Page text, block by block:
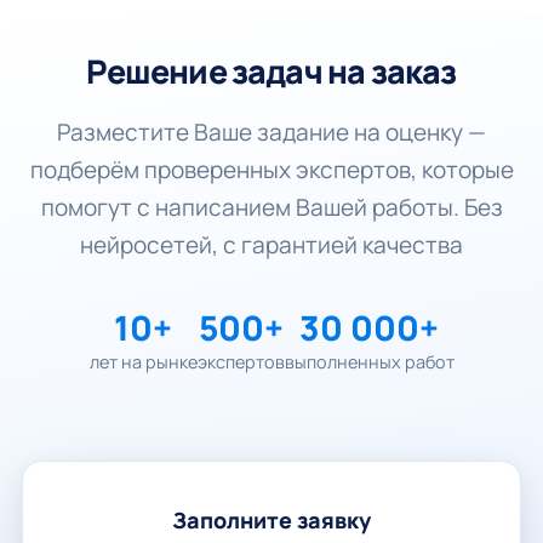
Решение задач на заказ
Разместите Ваше задание на оценку —
подберём проверенных экспертов, которые
помогут с написанием Вашей работы. Без
нейросетей, с гарантией качества
10+
лет на рынке
500+
экспертов
30 000+
выполненных работ
Заполните заявку